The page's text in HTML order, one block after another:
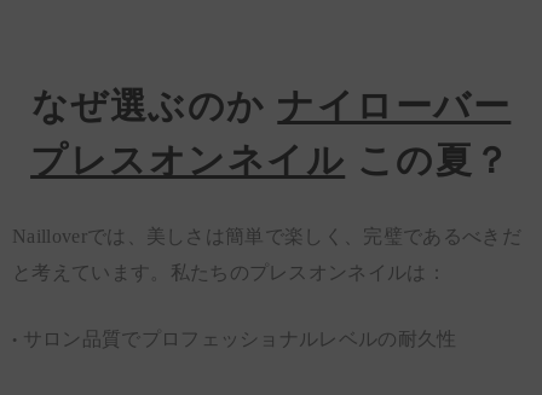
なぜ選ぶのか ナイローバー
プレスオンネイル この夏？
Nailloverでは、美しさは簡単で楽しく、完璧であるべきだ
と考えています。私たちのプレスオンネイルは：
· サロン品質でプロフェッショナルレベルの耐久性